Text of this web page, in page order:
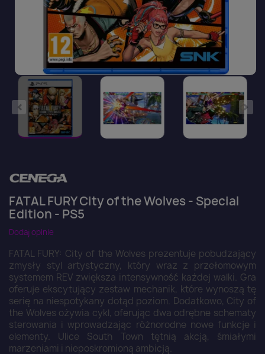
FATAL FURY City of the Wolves - Special
Edition - PS5
Dodaj opinie
FATAL FURY: City of the Wolves prezentuje pobudzający
zmysły styl artystyczny, który wraz z przełomowym
systemem REV zwiększa intensywność każdej walki. Gra
oferuje ekscytujący zestaw mechanik, które wynoszą tę
serię na niespotykany dotąd poziom. Dodatkowo, City of
the Wolves ożywia cykl, oferując dwa odrębne schematy
sterowania i wprowadzając różnorodne nowe funkcje i
elementy. Ulice South Town tętnią akcją, śmiałymi
marzeniami i nieposkromioną ambicją.